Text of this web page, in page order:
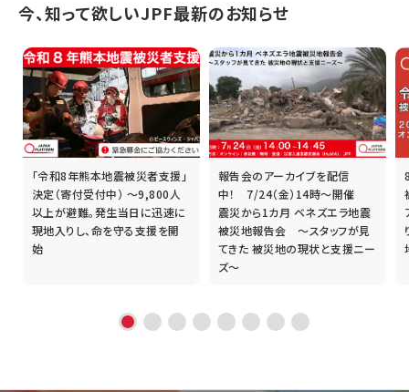
今、知って欲しいJPF最新のお知らせ
「令和8年熊本地震被災者支援」
決定（寄付受付中） ～9,800人
以上が避難。発生当日に迅速に
現地入りし、命を守る支援を開
始
報告会のアーカイブを配信
中！ 7/24（金）14時～開催
震災から1カ月 ベネズエラ地震
被災地報告会 ～スタッフが見
てきた 被災地の現状と支援ニー
ズ～